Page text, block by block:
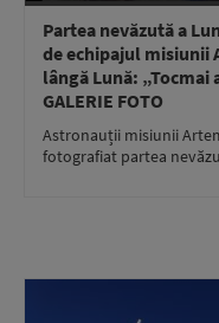
Partea nevăzută a
de echipajul misiunii
lângă Lună:
GALERIE FOTO
Astronauții misiunii
fotografiat partea